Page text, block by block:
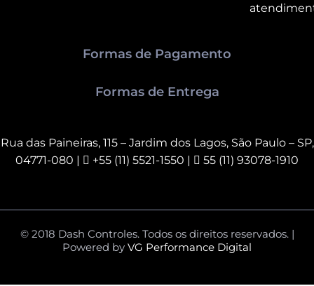
Formas de Pagamento
Formas de Entrega
Rua das Paineiras, 115 – Jardim dos Lagos, São Paulo – SP,
04771-080 | +55 (11) 5521-1550 | 55 (11) 93078-1910
© 2018 Dash Controles. Todos os direitos reservados. |
Powered by VG Performance Digital